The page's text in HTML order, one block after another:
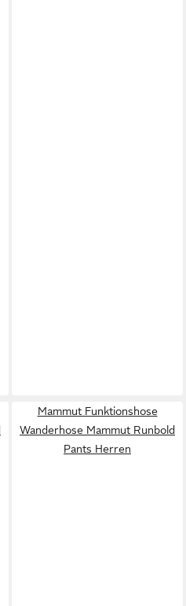
Mammut Funktionshose
Wanderhose Mammut Runbold
Pants Herren